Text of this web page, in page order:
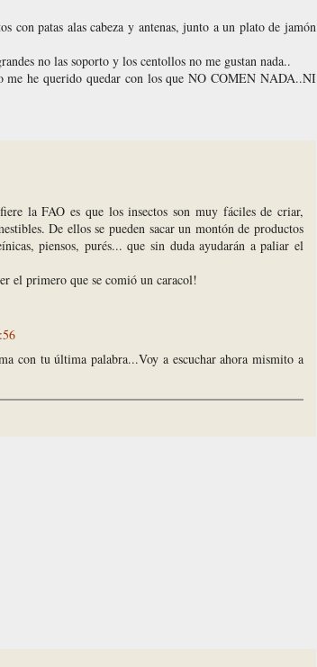
con patas alas cabeza y antenas, junto a un plato de jamón
no las soporto y los centollos no me gustan nada..
me he querido quedar con los que NO COMEN NADA..NI
la FAO es que los insectos son muy fáciles de criar,
De ellos se pueden sacar un montón de productos
piensos, purés... que sin duda ayudarán a paliar el
el primero que se comió un caracol!
con tu última palabra...Voy a escuchar ahora mismito a